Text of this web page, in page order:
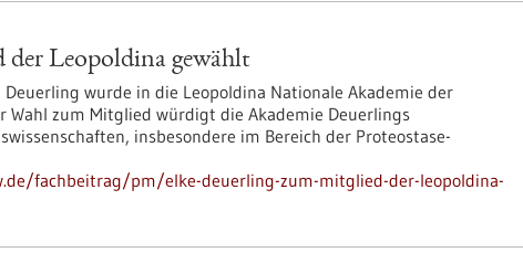
Leopoldina gewählt
wurde in die Leopoldina Nationale Akademie der
Wahl zum Mitglied würdigt die Akademie Deuerlings
insbesondere im Bereich der Proteostase-
fachbeitrag/pm/elke-deuerling-zum-mitglied-der-leopoldina-